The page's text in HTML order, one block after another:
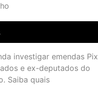
investigar emendas Pix
e ex-deputados do
Saiba quais